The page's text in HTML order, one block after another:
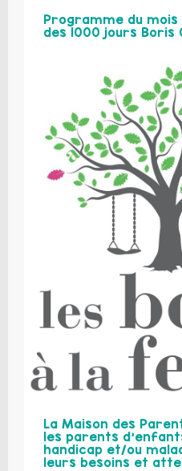
Programme du mois
des 1000 jours Boris
La Maison des
les parents
handicap et/ou
leurs besoins et